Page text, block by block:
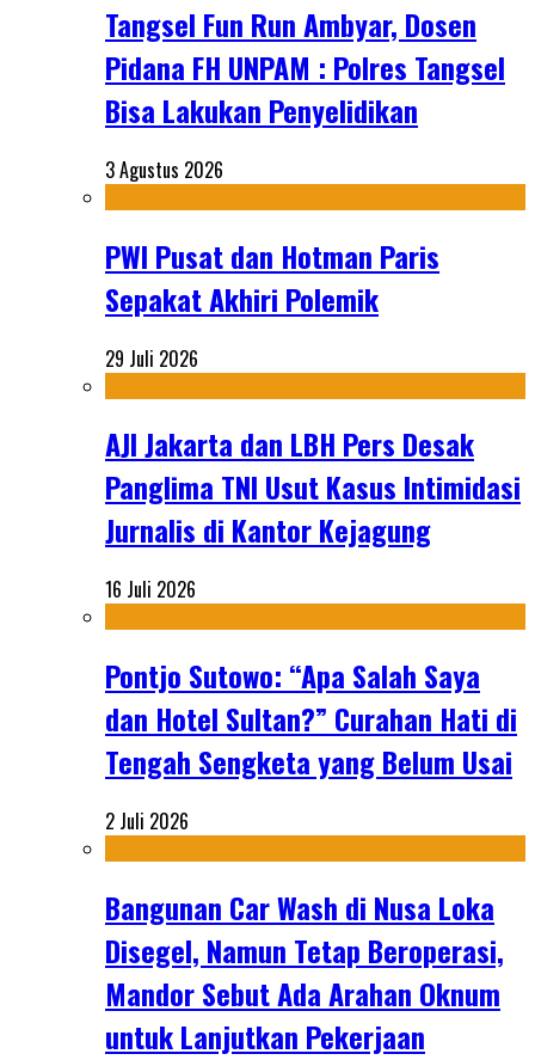
Tangsel Fun Run Ambyar, Dosen
Pidana FH UNPAM : Polres Tangsel
Bisa Lakukan Penyelidikan
3 Agustus 2026
PWI Pusat dan Hotman Paris
Sepakat Akhiri Polemik
29 Juli 2026
AJI Jakarta dan LBH Pers Desak
Panglima TNI Usut Kasus Intimidasi
Jurnalis di Kantor Kejagung
16 Juli 2026
Pontjo Sutowo: “Apa Salah Saya
dan Hotel Sultan?” Curahan Hati di
Tengah Sengketa yang Belum Usai
2 Juli 2026
Bangunan Car Wash di Nusa Loka
Disegel, Namun Tetap Beroperasi,
Mandor Sebut Ada Arahan Oknum
untuk Lanjutkan Pekerjaan